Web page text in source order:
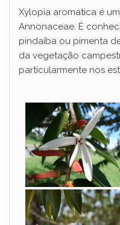
Xylopia aromatica é
Annonaceae. É
pindaíba ou pimenta
da vegetação
particularmente nos